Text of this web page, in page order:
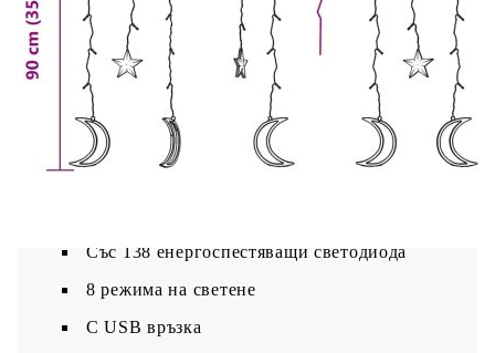
Материал: Пластмаса
Размери: 2 x 0,9 м (Ш x В)
Напрежение: DC 5 V
Мощност: 5 W
Със 138 енергоспестяващи светодиода
8 режима на светене
С USB връзка